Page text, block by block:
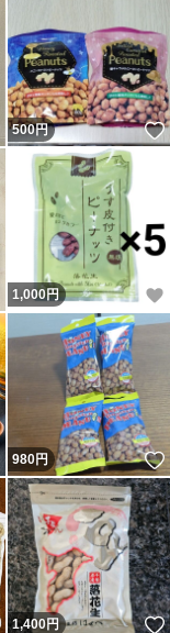
いいね！
500円
いいね！
1,000円
いいね！
980円
いいね！
1,400円